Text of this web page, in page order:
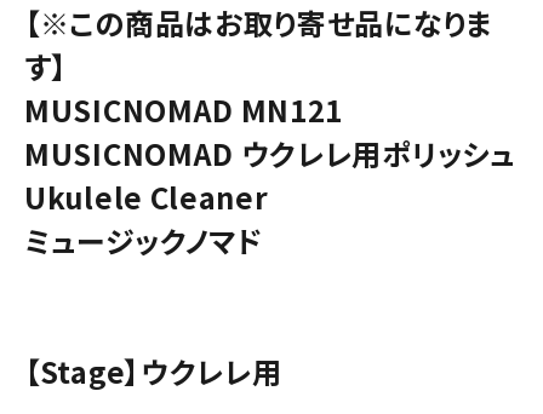
【※この商品はお取り寄せ品になりま
す】
MUSICNOMAD MN121
MUSICNOMAD ウクレレ用ポリッシュ
Ukulele Cleaner
ミュージックノマド
【Stage】ウクレレ用